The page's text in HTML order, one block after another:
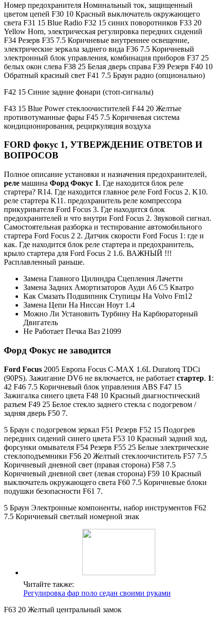
Номер предохранителя Номинальный ток, защищенный
цветом цепей F30 10 Красный выключатель окружающего
света F31 15 Blue Radio F32 15 синих поворотников F33 20
Yellow Horn, электрическая регулировка передних сидений
F34 Резерв F35 7.5 Коричневые внутреннее освещение,
электрические зеркала заднего вида F36 7.5 Коричневый
электронный блок управления, комбинация приборов F37 25
белых окон слева F38 25 Белая дверь справа F39 Резерв F40 10
Обратный красный свет F41 7.5 Браун радио (опционально)
F42 15 Синие задние фонари (стоп-сигналы)
F43 15 Blue Power стеклоочистителей F44 20 Желтые
противотуманные фары F45 7.5 Коричневая система
кондиционирования, рециркуляция воздуха
FORD фокус 1, УТВЕРЖДЕНИЕ ОТВЕТОВ И
ВОПРОСОВ
Полное описание установки и назначения предохранителей,
реле машина Форд Фокус 1. Где находится блок реле
стартера? R14. Где находится главное реле Ford Focus 2. K10.
реле стартера K11. предохранитель реле компрессора
прикуривателя Ford Focus 3. Где находится блок
предохранителей и что внутри Ford Focus 2. Звуковой сигнал.
Самостоятельная разборка и тестирование автомобильного
стартера Ford Focus 2 2. Датчик скорости Ford Focus 1: где и
как. Где находится блок реле стартера и предохранитель,
крыло стартера для Ford Focus 2 1.6. ВАЖНЫЙ !!!
Расплавленный раньше.
Замена Главного Цилиндра Сцепления Лачетти
Замена Задних Амортизаторов Ауди А6 С5 Кватро
Как Смазать Подшипник Ступицы На Volvo Fm12
Замена Цепи На Ниссан Ноут 1.4
Можно Ли Установить Турбину На Карбюраторный
Двигатель
Не Работает Печка Ваз 21099
Форд Фокус не заводится
Ford Focus 2005 Европа Focus C-MAX 1.6L Duratorq TDCi
(90PS). Зажигание DV6 не включается, не работает стартер. 1:
42 F46 7.5 Коричневый блок управления ABS F47 15
Зажигалка синего цвета F48 10 Красный диагностический
разъем F49 25 Белое стекло заднего стекла с подогревом /
задняя дверь F50 7.
5 Браун с подогревом зеркал F51 Резерв F52 15 Подогрев
передних сидений синего цвета F53 10 Красный задний ход,
форсунки омывателя F54 Резерв F55 25 Белые электрические
стеклоподъемники F56 20 Желтый стеклоочиститель F57 7.5
Коричневый дневной свет (правая сторона) F58 7.5
Коричневый дневной свет (левая сторона) F59 10 Красный
выключатель окружающего света F60 7.5 Коричневые блоки
подушки безопасности F61 7.
5 Браун Электронные компоненты, набор инструментов F62
7.5 Коричневый светлый номерной знак
Читайте также:
Регулировка фар поло седан своими руками
F63 20 Желтый центральный замок